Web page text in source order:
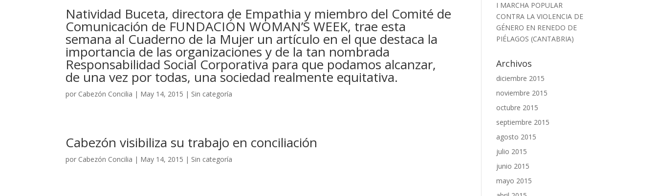
Natividad Buceta, directora de Empathia y miembro del Comité de
Comunicación de FUNDACIÓN WOMAN’S WEEK, trae esta
semana al Cuaderno de la Mujer un artículo en el que destaca la
importancia de las organizaciones y de la tan nombrada
Responsabilidad Social Corporativa para que podamos alcanzar,
de una vez por todas, una sociedad realmente equitativa.
por Cabezón Concilia | May 14, 2015 | Sin categoría
Cabezón visibiliza su trabajo en conciliación
por Cabezón Concilia | May 14, 2015 | Sin categoría
I MARCHA POPULAR
CONTRA LA VIOLENCIA DE
GÉNERO EN RENEDO DE
PIÉLAGOS (CANTABRIA)
Archivos
diciembre 2015
noviembre 2015
octubre 2015
septiembre 2015
agosto 2015
julio 2015
junio 2015
mayo 2015